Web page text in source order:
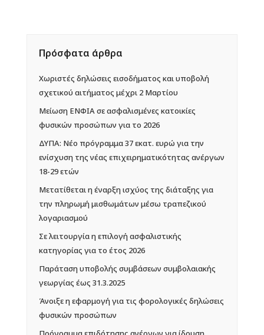
Πρόσφατα άρθρα
Χωριστές δηλώσεις εισοδήματος και υποβολή
σχετικού αιτήματος μέχρι 2 Μαρτίου
Mείωση ΕΝΦΙΑ σε ασφαλισμένες κατοικίες
φυσικών προσώπων για το 2026
ΔΥΠΑ: Νέο πρόγραμμα 37 εκατ. ευρώ για την
ενίσχυση της νέας επιχειρηματικότητας ανέργων
18-29 ετών
Μετατίθεται η έναρξη ισχύος της διάταξης για
την πληρωμή μισθωμάτων μέσω τραπεζικού
λογαριασμού
Σε λειτουργία η επιλογή ασφαλιστικής
κατηγορίας για το έτος 2026
Παράταση υποβολής συμβάσεων συμβολαιακής
γεωργίας έως 31.3.2025
Άνοιξε η εφαρμογή για τις φορολογικές δηλώσεις
φυσικών προσώπων